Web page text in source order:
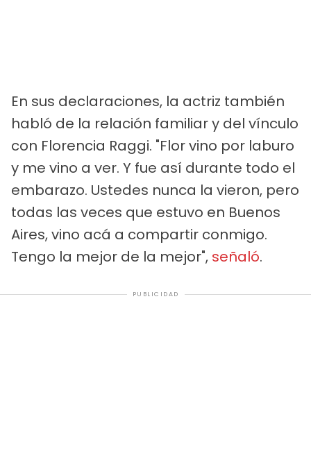
En sus declaraciones, la actriz también
habló de la relación familiar y del vínculo
con Florencia Raggi. "Flor vino por laburo
y me vino a ver. Y fue así durante todo el
embarazo. Ustedes nunca la vieron, pero
todas las veces que estuvo en Buenos
Aires, vino acá a compartir conmigo.
Tengo la mejor de la mejor", señaló.
PUBLICIDAD